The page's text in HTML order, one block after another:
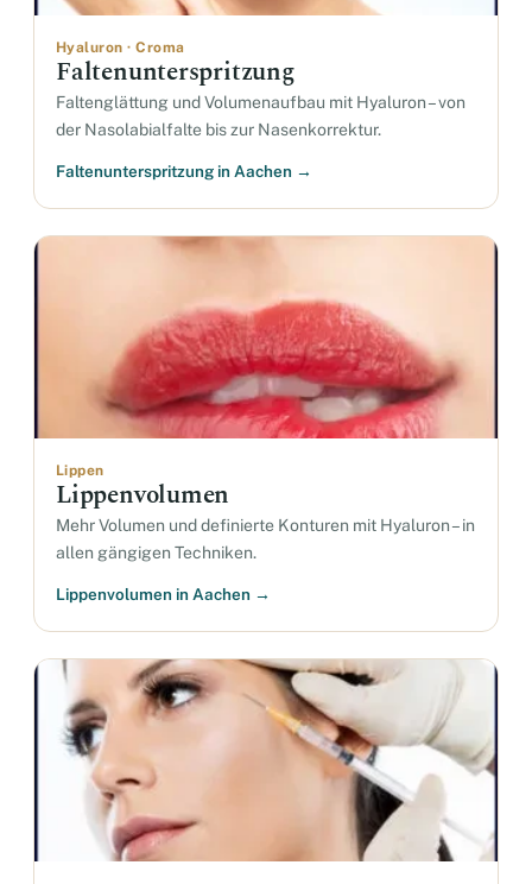
Hyaluron · Croma
Faltenunterspritzung
Faltenglättung und Volumenaufbau mit Hyaluron – von
der Nasolabialfalte bis zur Nasenkorrektur.
Faltenunterspritzung in Aachen →
Lippen
Lippenvolumen
Mehr Volumen und definierte Konturen mit Hyaluron – in
allen gängigen Techniken.
Lippenvolumen in Aachen →